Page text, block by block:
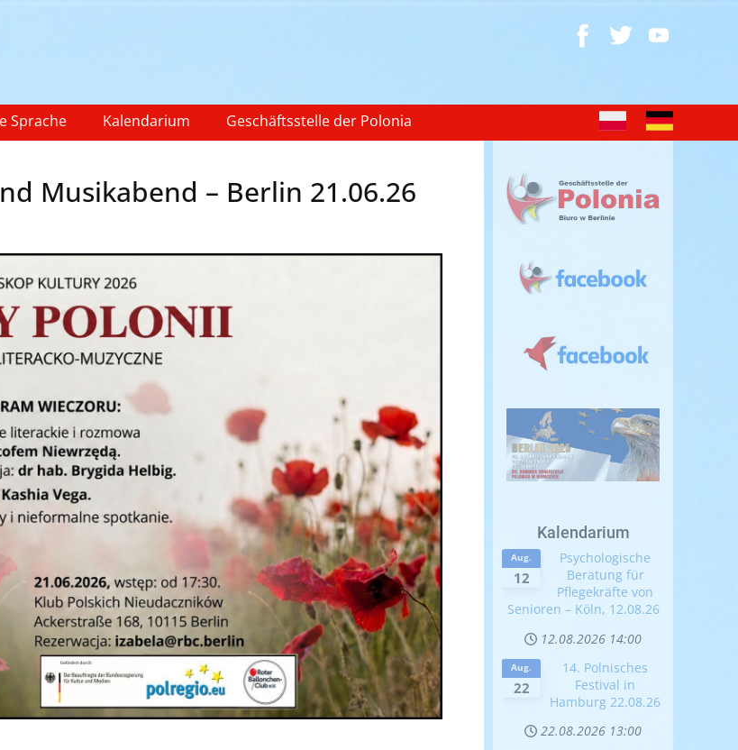
Sprache Kalendarium Geschäftsstelle der Polonia
Musikabend – Berlin 21.06.26
Kalendarium
12
Aug.
Psychologische
Beratung für
Pflegekräfte von
Senioren – Köln, 12.08.26
12.08.2026 14:00
22
Aug.
14. Polnisches
Festival in
Hamburg 22.08.26
22.08.2026 13:00